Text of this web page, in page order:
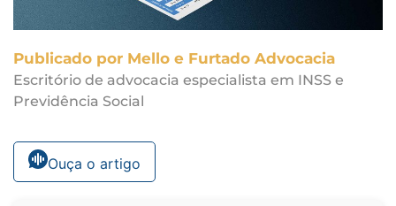
Publicado por Mello e Furtado Advocacia
Escritório de advocacia especialista em INSS e
Previdência Social
Ouça o artigo